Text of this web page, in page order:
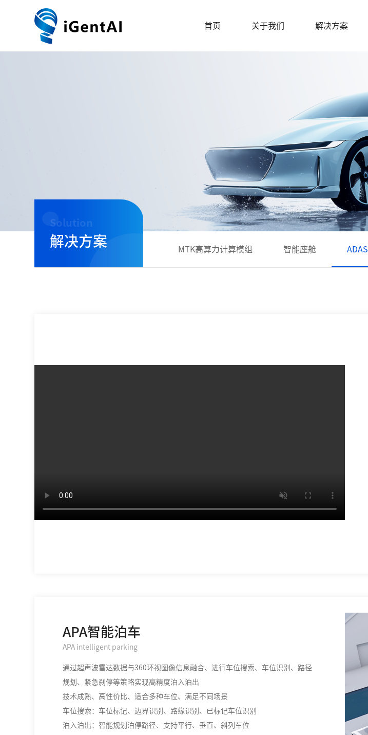
首页 关于我们 解决方案
Solution
解决方案
MTK高算力计算模组 智能座舱 ADAS
APA智能泊车
APA intelligent parking
通过超声波雷达数据与360环视图像信息融合、进行车位搜索、车位识别、路径
规划、紧急刹停等策略实现高精度泊入泊出
技术成熟、高性价比、适合多种车位、满足不同场景
车位搜索：车位标记、边界识别、路缘识别、已标记车位识别
泊入泊出：智能规划泊停路径、支持平行、垂直、斜列车位